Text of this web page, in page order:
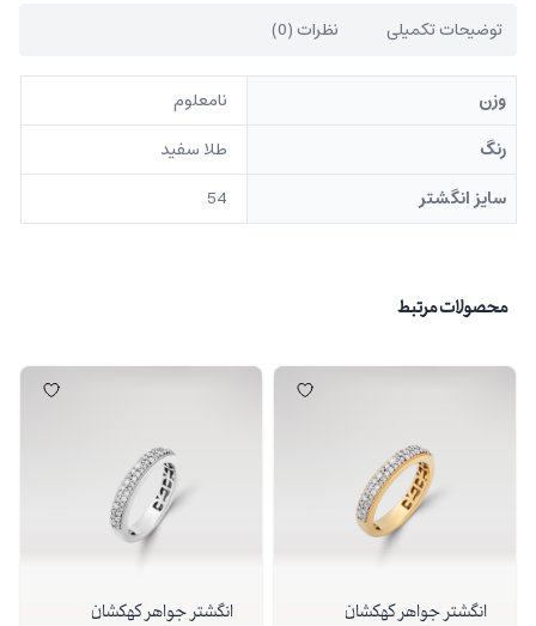
توضیحات تکمیلی نظرات (0)
وزن
نامعلوم
رنگ
طلا سفید
سایز انگشتر
54
محصولات مرتبط
انگشتر جواهر کهکشان انگشتر جواهر کهکشان